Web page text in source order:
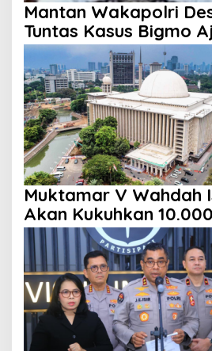
Mantan Wakapolri
Tuntas Kasus Bigmo
Bawah Umur
Muktamar V Wahdah
Akan Kukuhkan
Qur’an di Masjid